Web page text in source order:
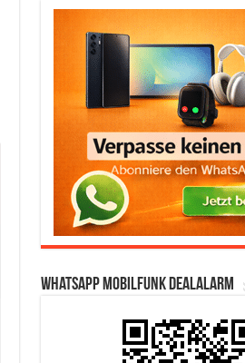
WhatsApp Mobilfunk DealAlarm